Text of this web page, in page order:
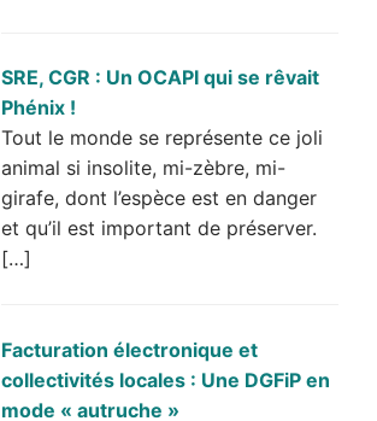
SRE, CGR : Un OCAPI qui se rêvait
Phénix !
Tout le monde se représente ce joli
animal si insolite, mi-zèbre, mi-
girafe, dont l’espèce est en danger
et qu’il est important de préserver.
[…]
Facturation électronique et
collectivités locales : Une DGFiP en
mode « autruche »